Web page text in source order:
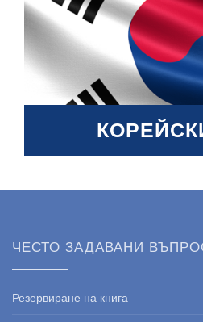
ЧЕСТО ЗАДАВАНИ
Резервиране на книга